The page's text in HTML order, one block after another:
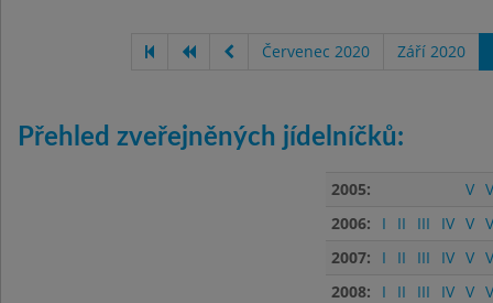
Červenec 2020 Září 2020
Přehled zveřejněných jídelníčků:
2005: V
2006:
I II III IV V
2007:
I II III IV V
2008:
I II III IV V